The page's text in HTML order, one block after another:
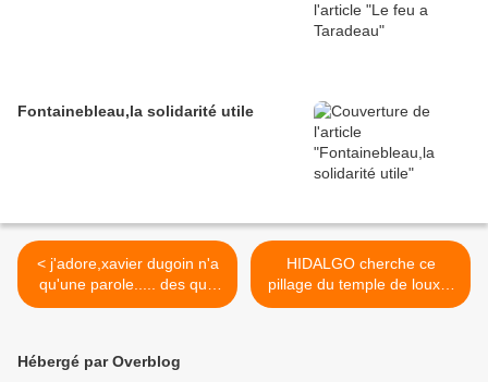
Fontainebleau,la solidarité utile
< j'adore,xavier dugoin n'a
qu'une parole..... des qu'il
en a besoin il la reprend
HIDALGO cherche ce
pillage du temple de louxor
,ne dites rien >
Hébergé par Overblog